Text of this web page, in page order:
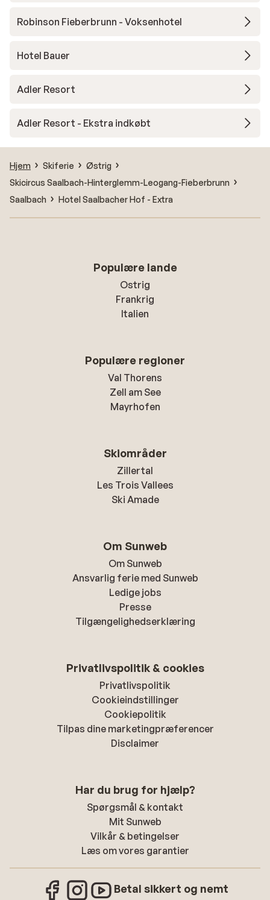
Robinson Fieberbrunn - Voksenhotel
Hotel Bauer
Adler Resort
Adler Resort - Ekstra indkøbt
Hjem Skiferie
Østrig
Skicircus Saalbach-Hinterglemm-Leogang-Fieberbrunn
Saalbach
Hotel Saalbacher Hof - Extra
Populære lande
Ostrig
Frankrig
Italien
Populære regioner
Val Thorens
Zell am See
Mayrhofen
Skiområder
Zillertal
Les Trois Vallees
Ski Amade
Om Sunweb
Om Sunweb
Ansvarlig ferie med Sunweb
Ledige jobs
Presse
Tilgængelighedserklæring
Privatlivspolitik & cookies
Privatlivspolitik
Cookieindstillinger
Cookiepolitik
Tilpas dine marketingpræferencer
Disclaimer
Har du brug for hjælp?
Spørgsmål & kontakt
Mit Sunweb
Vilkår & betingelser
Læs om vores garantier
Betal sikkert og nemt